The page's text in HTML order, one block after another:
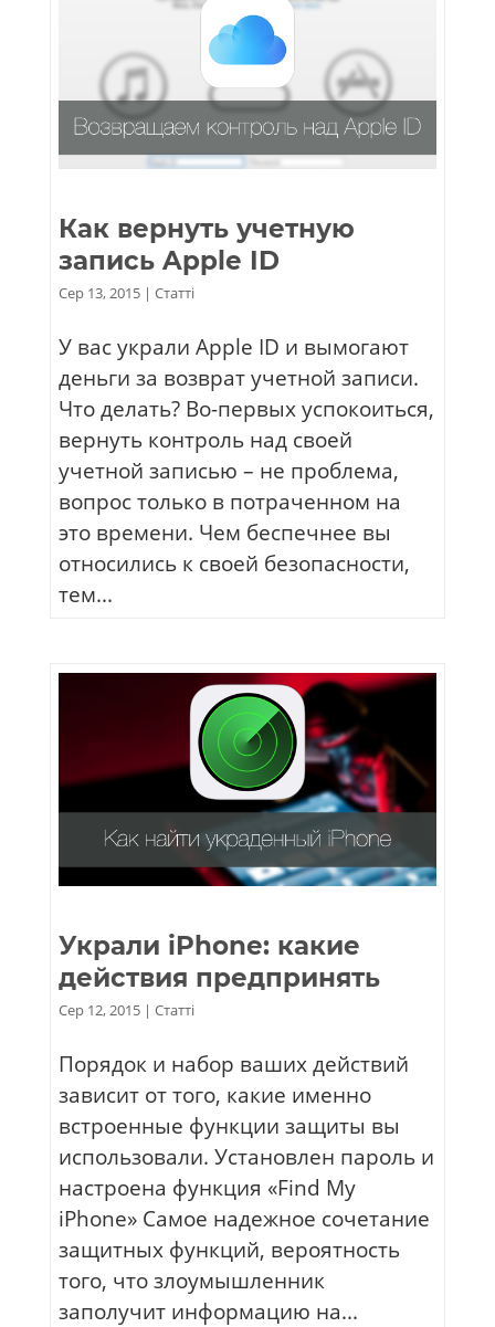
Как вернуть учетную
запись Apple ID
Сер 13, 2015| Статті
У вас украли Apple ID и вымогают
деньги за возврат учетной записи.
Что делать? Во-первых успокоиться,
вернуть контроль над своей
учетной записью – не проблема,
вопрос только в потраченном на
это времени. Чем беспечнее вы
относились к своей безопасности,
тем...
Украли iPhone: какие
действия предпринять
Сер 12, 2015| Статті
Порядок и набор ваших действий
зависит от того, какие именно
встроенные функции защиты вы
использовали. Установлен пароль и
настроена функция «Find My
iPhone» Самое надежное сочетание
защитных функций, вероятность
того, что злоумышленник
заполучит информацию на...